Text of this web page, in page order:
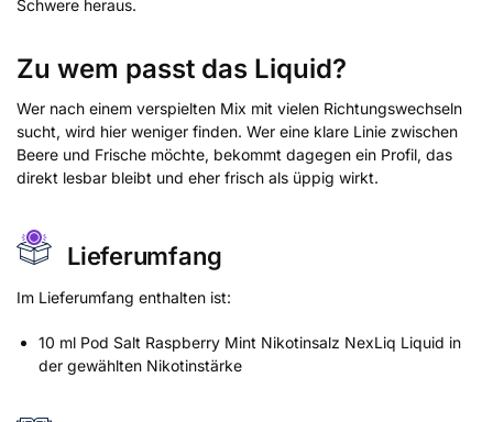
Schwere heraus.
Zu wem passt das Liquid?
Wer nach einem verspielten Mix mit vielen Richtungswechseln
sucht, wird hier weniger finden. Wer eine klare Linie zwischen
Beere und Frische möchte, bekommt dagegen ein Profil, das
direkt lesbar bleibt und eher frisch als üppig wirkt.
Lieferumfang
Im Lieferumfang enthalten ist:
10 ml Pod Salt Raspberry Mint Nikotinsalz NexLiq Liquid in
der gewählten Nikotinstärke